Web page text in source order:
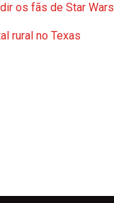
os fãs de Star Wars
rural no Texas